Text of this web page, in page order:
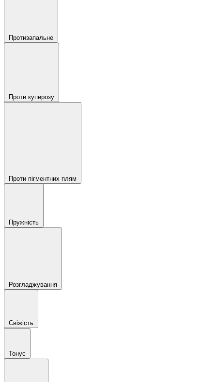
Протизапальне
Проти куперозу
Проти пігментних плям
Пружність
Розгладжування
Свіжість
Тонус